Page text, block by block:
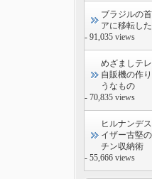
ブラジルの
アに移転し
- 91,035 views
めざましテ
自販機の作
うなもの
- 70,835 views
ヒルナンデ
イザー古堅
チン収納術
- 55,666 views